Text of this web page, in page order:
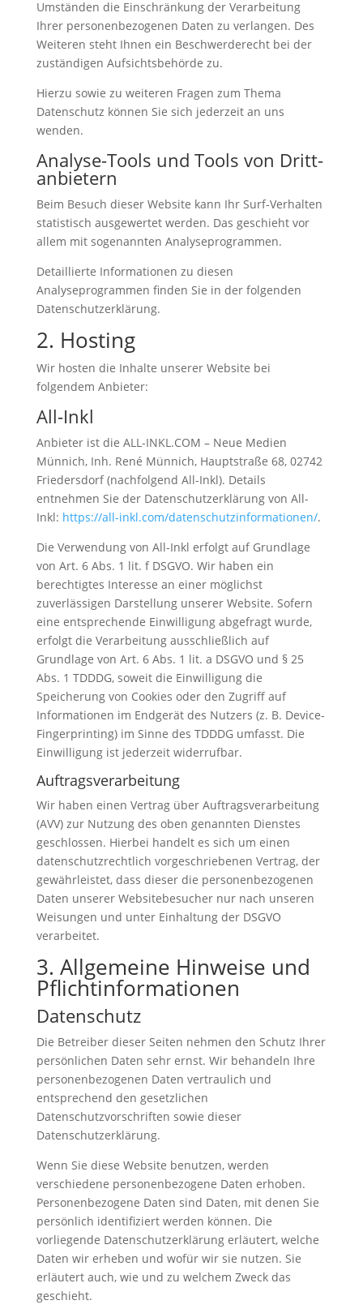
Umständen die Einschränkung der Verarbeitung
Ihrer personenbezogenen Daten zu verlangen. Des
Weiteren steht Ihnen ein Beschwerderecht bei der
zuständigen Aufsichtsbehörde zu.
Hierzu sowie zu weiteren Fragen zum Thema
Datenschutz können Sie sich jederzeit an uns
wenden.
Analyse-Tools und Tools von Dritt­
anbietern
Beim Besuch dieser Website kann Ihr Surf-Verhalten
statistisch ausgewertet werden. Das geschieht vor
allem mit sogenannten Analyseprogrammen.
Detaillierte Informationen zu diesen
Analyseprogrammen finden Sie in der folgenden
Datenschutzerklärung.
2. Hosting
Wir hosten die Inhalte unserer Website bei
folgendem Anbieter:
All-Inkl
Anbieter ist die ALL-INKL.COM – Neue Medien
Münnich, Inh. René Münnich, Hauptstraße 68, 02742
Friedersdorf (nachfolgend All-Inkl). Details
entnehmen Sie der Datenschutzerklärung von All-
Inkl: https://all-inkl.com/datenschutzinformationen/.
Die Verwendung von All-Inkl erfolgt auf Grundlage
von Art. 6 Abs. 1 lit. f DSGVO. Wir haben ein
berechtigtes Interesse an einer möglichst
zuverlässigen Darstellung unserer Website. Sofern
eine entsprechende Einwilligung abgefragt wurde,
erfolgt die Verarbeitung ausschließlich auf
Grundlage von Art. 6 Abs. 1 lit. a DSGVO und § 25
Abs. 1 TDDDG, soweit die Einwilligung die
Speicherung von Cookies oder den Zugriff auf
Informationen im Endgerät des Nutzers (z. B. Device-
Fingerprinting) im Sinne des TDDDG umfasst. Die
Einwilligung ist jederzeit widerrufbar.
Auftragsverarbeitung
Wir haben einen Vertrag über Auftragsverarbeitung
(AVV) zur Nutzung des oben genannten Dienstes
geschlossen. Hierbei handelt es sich um einen
datenschutzrechtlich vorgeschriebenen Vertrag, der
gewährleistet, dass dieser die personenbezogenen
Daten unserer Websitebesucher nur nach unseren
Weisungen und unter Einhaltung der DSGVO
verarbeitet.
3. Allgemeine Hinweise und
Pflicht­informationen
Datenschutz
Die Betreiber dieser Seiten nehmen den Schutz Ihrer
persönlichen Daten sehr ernst. Wir behandeln Ihre
personenbezogenen Daten vertraulich und
entsprechend den gesetzlichen
Datenschutzvorschriften sowie dieser
Datenschutzerklärung.
Wenn Sie diese Website benutzen, werden
verschiedene personenbezogene Daten erhoben.
Personenbezogene Daten sind Daten, mit denen Sie
persönlich identifiziert werden können. Die
vorliegende Datenschutzerklärung erläutert, welche
Daten wir erheben und wofür wir sie nutzen. Sie
erläutert auch, wie und zu welchem Zweck das
geschieht.